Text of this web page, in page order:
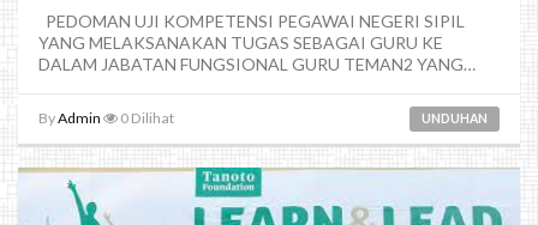
PEDOMAN UJI KOMPETENSI PEGAWAI NEGERI SIPIL
YANG MELAKSANAKAN TUGAS SEBAGAI GURU KE
DALAM JABATAN FUNGSIONAL GURU TEMAN2 YANG
ByAdmin 0 Dilihat UNDUHAN